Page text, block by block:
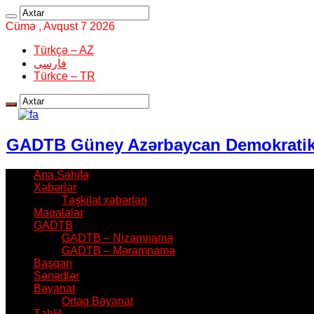
Cümə , Avqust 7 2026
Türkçə – AZ
فارسی
Türkce – TR
GADTB Güney Azərbaycan
Ana Səhifə
Xəbərlər
Təşkilat xəbərləri
Məqalələr
GADTB
GADTB – Nizamnamə
GADTB – Məramnamə
Başqan
Sənədlər
Bəyanat
Ortaq Bəyanat